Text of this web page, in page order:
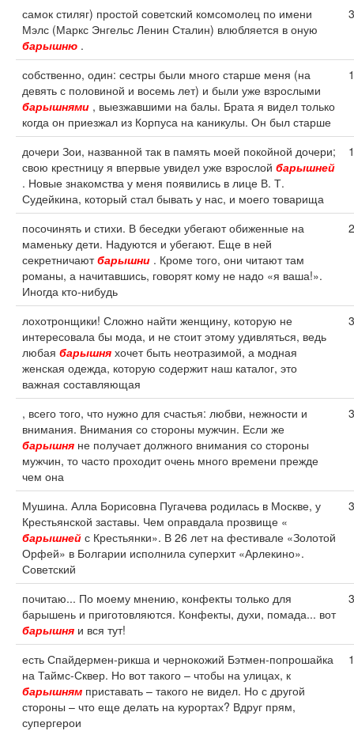
самок стиляг) простой советский комсомолец по имени
Мэлс (Маркс Энгельс Ленин Сталин) влюбляется в оную
барышню .
3
собственно, один: сестры были много старше меня (на
девять с половиной и восемь лет) и были уже взрослыми
барышнями , выезжавшими на балы. Брата я видел только
когда он приезжал из Корпуса на каникулы. Он был старше
1
дочери Зои, названной так в память моей покойной дочери;
свою крестницу я впервые увидел уже взрослой барышней
. Новые знакомства у меня появились в лице В. Т.
Судейкина, который стал бывать у нас, и моего товарища
1
посочинять и стихи. В беседки убегают обиженные на
маменьку дети. Надуются и убегают. Еще в ней
секретничаютбарышни . Кроме того, они читают там
романы, а начитавшись, говорят кому не надо «я ваша!».
Иногда кто-нибудь
2
лохотронщики! Сложно найти женщину, которую не
интересовала бы мода, и не стоит этому удивляться, ведь
любая барышня хочет быть неотразимой, а модная
женская одежда, которую содержит наш каталог, это
важная составляющая
3
, всего того, что нужно для счастья: любви, нежности и
внимания. Внимания со стороны мужчин. Если же
барышня не получает должного внимания со стороны
мужчин, то часто проходит очень много времени прежде
чем она
3
Мушина. Алла Борисовна Пугачева родилась в Москве, у
Крестьянской заставы. Чем оправдала прозвище «
барышней с Крестьянки». В 26 лет на фестивале «Золотой
Орфей» в Болгарии исполнила суперхит «Арлекино».
Советский
3
почитаю... По моему мнению, конфекты только для
барышень и приготовляются. Конфекты, духи, помада... вот
барышня и вся тут!
3
есть Спайдермен-рикша и чернокожий Бэтмен-попрошайка
на Таймс-Сквер. Но вот такого – чтобы на улицах, к
барышням приставать – такого не видел. Но с другой
стороны – что еще делать на курортах? Вдруг прям,
супергерои
1